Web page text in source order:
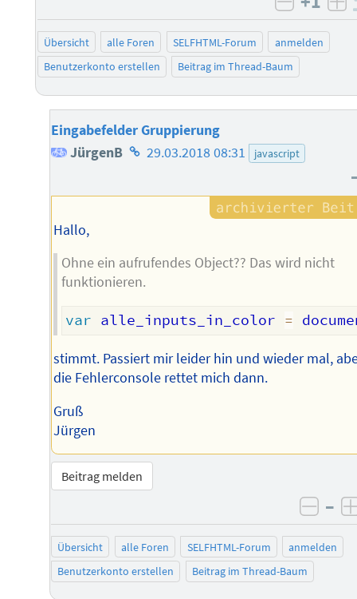
negativ
Übersicht alle Foren SELFHTML-Forum
anmelden
Benutzerkonto erstellen
Beitrag im Thread-Baum
Eingabefelder Gruppierung
JürgenB Homepage
Autors
29.03.2018 08:31 javascript
Hallo,
Ohne ein aufrufendes Object?? Das wird nicht
funktionieren.
var alle_inputs_in_color =
stimmt. Passiert mir leider hin und wieder mal,
die Fehlerconsole rettet mich dann.
Gruß
Jürgen
Beitrag melden
–
Übersicht alle Foren SELFHTML-Forum
anmelden
Benutzerkonto erstellen
Beitrag im Thread-Baum